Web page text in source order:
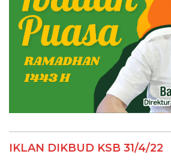
IKLAN DIKBUD KSB 31/4/22